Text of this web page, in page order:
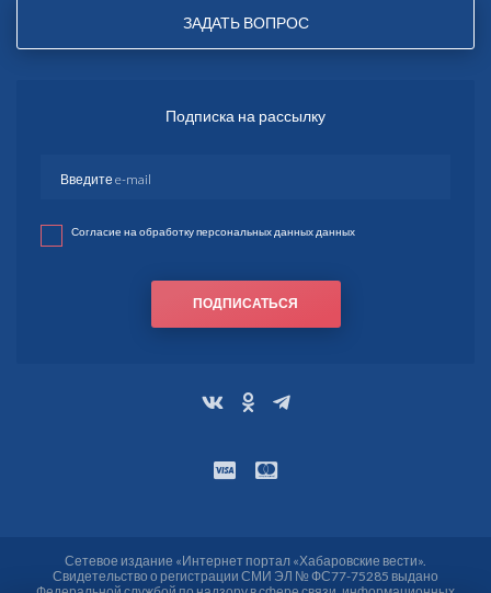
ЗАДАТЬ ВОПРОС
Подписка на рассылку
Согласие на обработку персональных данных данных
ПОДПИСАТЬСЯ
Сетевое издание «Интернет портал «Хабаровские вести».
Свидетельство о регистрации СМИ ЭЛ № ФС77-75285 выдано